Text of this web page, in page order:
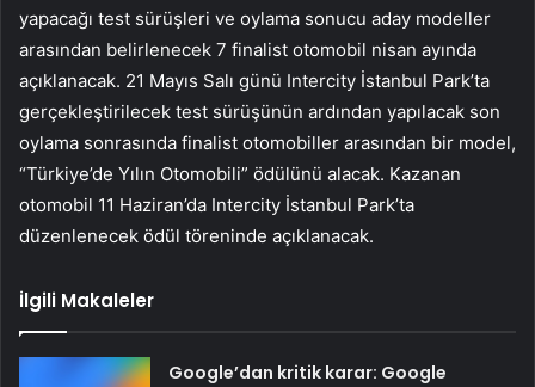
yapacağı test sürüşleri ve oylama sonucu aday modeller
arasından belirlenecek 7 finalist otomobil nisan ayında
açıklanacak. 21 Mayıs Salı günü Intercity İstanbul Park’ta
gerçekleştirilecek test sürüşünün ardından yapılacak son
oylama sonrasında finalist otomobiller arasından bir model,
“Türkiye’de Yılın Otomobili” ödülünü alacak. Kazanan
otomobil 11 Haziran’da Intercity İstanbul Park’ta
düzenlenecek ödül töreninde açıklanacak.
İlgili Makaleler
Google’dan kritik karar: Google